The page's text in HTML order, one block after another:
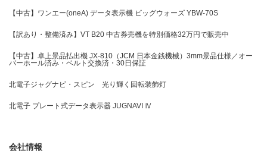
【中古】ワンエー(oneA) データ表示機 ビッグウォーズ YBW-70S
【訳あり・整備済み】VT B20 中古券売機を特別価格32万円で販売中
【中古】卓上景品払出機 JX-810（JCM 日本金銭機械）3mm景品仕様／オー
バーホール済み・ベルト交換済・30日保証
北電子ジャグナビ・スピン 光り輝く回転装飾灯
北電子 プレート式データ表示器 JUGNAVI Ⅳ
会社情報